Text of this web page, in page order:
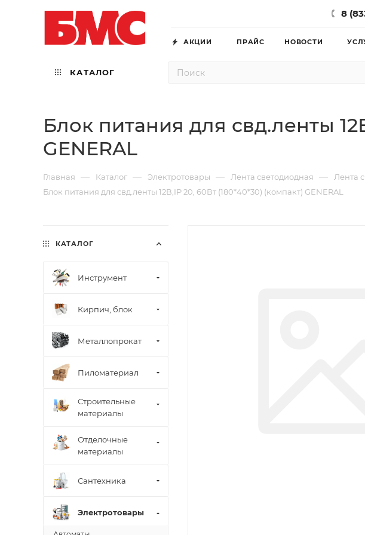
8
АКЦИИ ПРАЙС НОВОСТИ
КАТАЛОГ
Блок питания для свд.ленты
GENERAL
Главная — Каталог — Электротовары — Лента светодиодная — Лента
Блок питания для свд.ленты 12В,IP 20, 60Вт (180*40*30) (компакт) GENERAL
КАТАЛОГ
Инструмент
Кирпич, блок
Металлопрокат
Пиломатериал
Строительные
материалы
Отделочные
материалы
Сантехника
Электротовары